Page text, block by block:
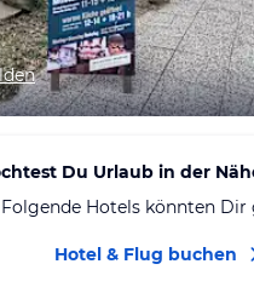
Du Urlaub in der
Folgende Hotels könnten Dir
Hotel & Flug buchen